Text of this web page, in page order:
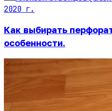
2020 г.
Как выбирать
особенности.